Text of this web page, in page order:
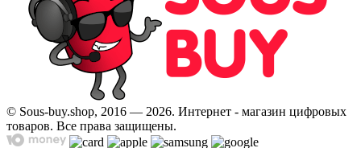
© Sous-buy.shop, 2016 — 2026. Интернет - магазин цифровых
товаров. Все права защищены.